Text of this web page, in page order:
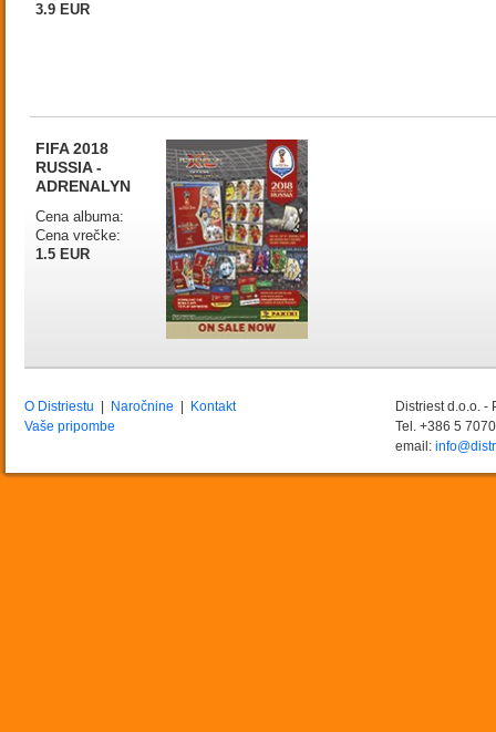
3.9 EUR
FIFA 2018
RUSSIA -
ADRENALYN
Cena albuma:
Cena vrečke:
1.5 EUR
O Distriestu Naročnine
Kontakt
Vaše pripombe
Distriest d.o.o. -
Tel. +386 5
email: